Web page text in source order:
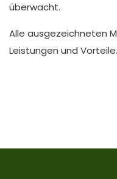
überwacht.
Alle ausgezeichneten
Leistungen und Vorteile.